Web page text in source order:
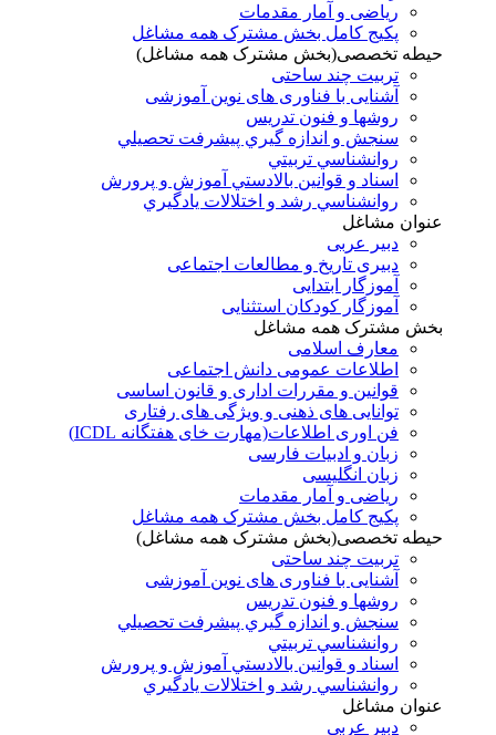
ریاضی و آمار مقدمات
پکیج کامل بخش مشترک همه مشاغل
حیطه تخصصی(بخش مشترک همه مشاغل)
تربیت چند ساحتی
آشنایی با فناوری های نوین آموزشی
روشها و فنون تدريس
سنجش و اندازه گيري پيشرفت تحصيلي
روانشناسي تربيتي
اسناد و قوانين بالادستي آموزش و پرورش
روانشناسي رشد و اختلالات يادگيري
عنوان مشاغل
دبير عربی
دبیری تاریخ و مطالعات اجتماعی
آموزگار ابتدایی
آموزگار کودکان استثنایی
بخش مشترک همه مشاغل
معارف اسلامی
اطلاعات عمومی دانش اجتماعی
قوانین و مقررات اداری و قانون اساسی
توانایی های ذهنی و ویژگی های رفتاری
فن اوری اطلاعات(مهارت خای هفتگانه ICDL)
زبان و ادبیات فارسی
زبان انگلیسی
ریاضی و آمار مقدمات
پکیج کامل بخش مشترک همه مشاغل
حیطه تخصصی(بخش مشترک همه مشاغل)
تربیت چند ساحتی
آشنایی با فناوری های نوین آموزشی
روشها و فنون تدريس
سنجش و اندازه گيري پيشرفت تحصيلي
روانشناسي تربيتي
اسناد و قوانين بالادستي آموزش و پرورش
روانشناسي رشد و اختلالات يادگيري
عنوان مشاغل
دبير عربی